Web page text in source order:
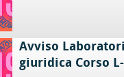
Avviso
giuridica Corso